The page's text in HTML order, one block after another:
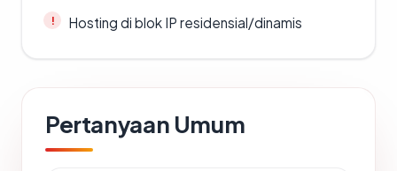
Hosting di blok IP residensial/dinamis
Pertanyaan Umum